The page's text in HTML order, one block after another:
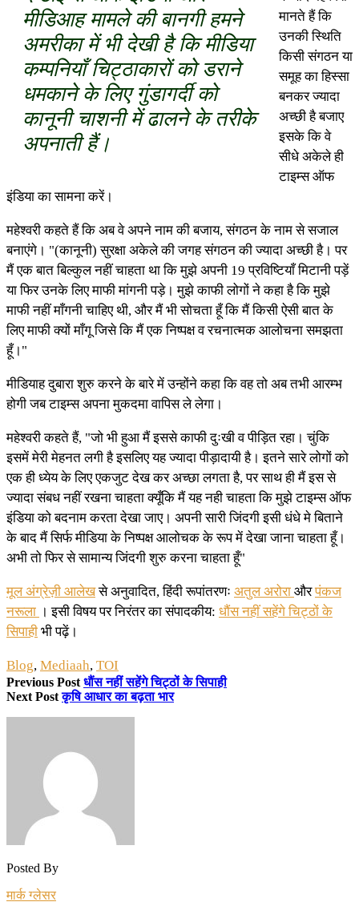
मीडिआह मामले की बानगी हमने
अमरीका में भी देखी है कि मीडिया
कम्पनियाँ चिट्ठाकारों को डराने
धमकाने के लिए गुंडागर्दी को
कानूनी चाशनी में ढालने के तरीके
अपनाती हैं।
मानते हैं कि
उनकी स्थिति
किसी संगठन या
समूह का हिस्सा
बनकर ज्यादा
अच्छी है बजाए
इसके कि वे
सीधे अकेले ही
टाइम्स ऑफ
इंडिया का सामना करें।
महेश्वरी कहते हैं कि अब वे अपने नाम की बजाय, संगठन के नाम से सजाल
बनाएंगे। "(कानूनी) सुरक्षा अकेले की जगह संगठन की ज्यादा अच्छी है। पर
मैं एक बात बिल्कुल नहीं चाहता था कि मुझे अपनी 19 प्रविष्टियाँ मिटानी पड़ें
या फिर उनके लिए माफी मांगनी पड़े। मुझे काफी लोगों ने कहा है कि मुझे
माफी नहीं माँगनी चाहिए थी, और मैं भी सोचता हूँ कि मैं किसी ऐसी बात के
लिए माफी क्यों माँगू जिसे कि मैं एक निष्पक्ष व रचनात्मक आलोचना समझता
हूँ।"
मीडियाह दुबारा शुरु करने के बारे में उन्होंने कहा कि वह तो अब तभी आरम्भ
होगी जब टाइम्स अपना मुकदमा वापिस ले लेगा।
महेश्वरी कहते हैं, "जो भी हुआ मैं इससे काफी दुःखी व पीड़ित रहा। चुंकि
इसमें मेरी मेहनत लगी है इसलिए यह ज्यादा पीड़ादायी है। इतने सारे लोगों को
एक ही ध्येय के लिए एकजुट देख कर अच्छा लगता है, पर साथ ही मैं इस से
ज्यादा संबध नहीं रखना चाहता क्यूँकि मैं यह नही चाहता कि मुझे टाइम्स ऑफ
इंडिया को बदनाम करता देखा जाए। अपनी सारी जिंदगी इसी धंधे मे बिताने
के बाद मैं सिर्फ मीडिया के निष्पक्ष आलोचक के रूप में देखा जाना चाहता हूँ।
अभी तो फिर से सामान्य जिंदगी शुरु करना चाहता हूँ"
मूल अंग्रेज़ी आलेखसे अनुवादित, हिंदी रूपांतरणः अतुल अरोरा औरपंकज
नरूला । इसी विषय पर निरंतर का संपादकीय: धौंस नहीं सहेंगे चिट्ठों के
सिपाही भी पढ़ें।
Blog, Mediaah, TOI
Previous Post धौंस नहीं सहेंगे चिट्ठों के सिपाही
Next Post कृषि आधार का बढ़ता भार
Posted By
मार्क ग्लेसर